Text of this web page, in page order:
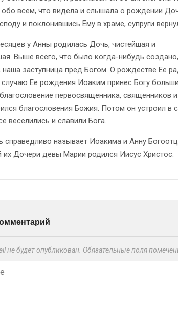
обо всем, что видела и слышала о рождении
и поклонившись Ему в храме, супруги
у Анны родилась Дочь, чистейшая и
Выше всего, что было когда-нибудь
наша заступница пред Богом. О рождестве Ее
Ее рождения Иоаким принес Богу
первосвященника, священников
благословения Божия. Потом он устроил в
веселились и славили Бога.
справедливо называет Иоакима и Анну
их Дочери девы Марии родился Иисус Христос.
не будет опубликован. Обязательные поля